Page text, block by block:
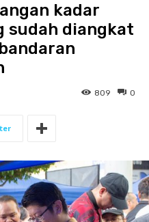
kadar
sudah diangkat
0
809